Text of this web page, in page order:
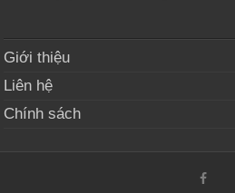
Giới thiệu
Liên hệ
Chính sách